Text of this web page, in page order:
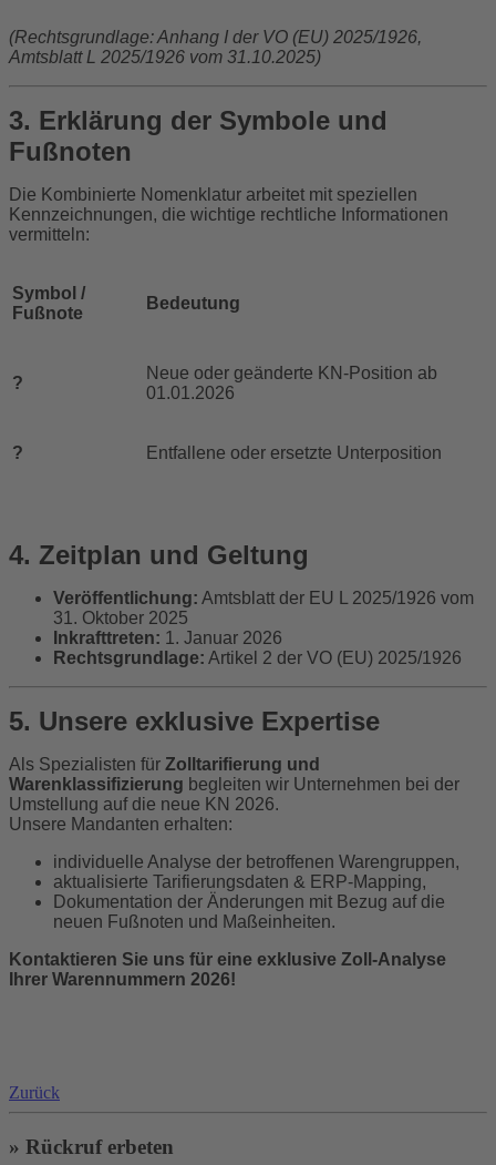
(Rechtsgrundlage: Anhang I der VO (EU) 2025/1926,
Amtsblatt L 2025/1926 vom 31.10.2025)
3. Erklärung der Symbole und
Fußnoten
Die Kombinierte Nomenklatur arbeitet mit speziellen
Kennzeichnungen, die wichtige rechtliche Informationen
vermitteln:
Symbol /
Fußnote
Bedeutung
?
Neue oder geänderte KN-Position ab
01.01.2026
? Entfallene oder ersetzte Unterposition
4. Zeitplan und Geltung
Veröffentlichung: Amtsblatt der EU L 2025/1926 vom
31. Oktober 2025
Inkrafttreten: 1. Januar 2026
Rechtsgrundlage: Artikel 2 der VO (EU) 2025/1926
5. Unsere exklusive Expertise
Als Spezialisten für Zolltarifierung und
Warenklassifizierung begleiten wir Unternehmen bei der
Umstellung auf die neue KN 2026.
Unsere Mandanten erhalten:
individuelle Analyse der betroffenen Warengruppen,
aktualisierte Tarifierungsdaten & ERP-Mapping,
Dokumentation der Änderungen mit Bezug auf die
neuen Fußnoten und Maßeinheiten.
Kontaktieren Sie uns für eine exklusive Zoll-Analyse
Ihrer Warennummern 2026!
Zurück
» Rückruf erbeten